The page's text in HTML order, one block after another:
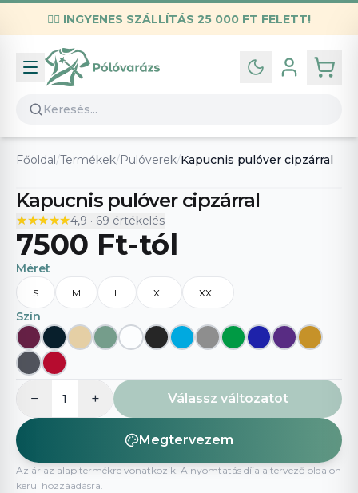
✌🏼 INGYENES SZÁLLÍTÁS 25 000 FT FELETT!
Infó
Kapcsolat
GYIK
Általános szerződési feltételek
Adatvédelmi nyilatkozat
Főoldal /Termékek/Pulóverek/Kapucnis pulóver cipzárral
Kapucnis pulóver cipzárral
★★★★★
★★★★★4,9 · 69 értékelés
7500 Ft-tól
Méret
S M L XL XXL
Szín
− 1 + Válassz változatot
Megtervezem
Az ár az alap termékre vonatkozik. A nyomtatás díja a tervező oldalon
kerül hozzáadásra.